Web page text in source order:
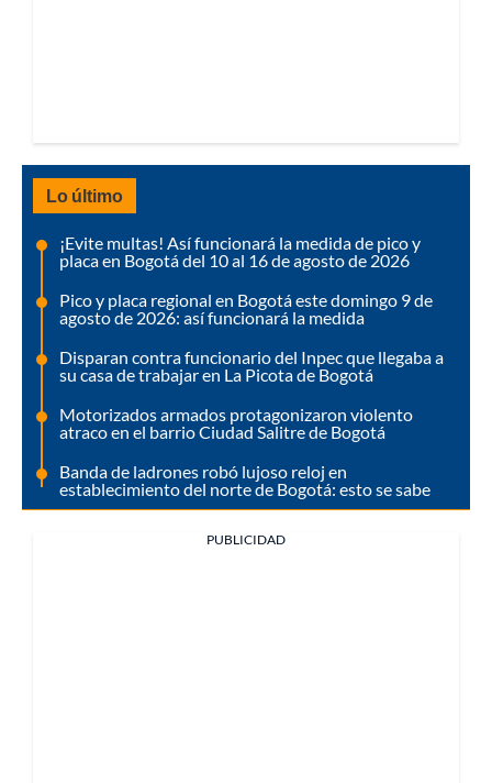
Lo último
¡Evite multas! Así funcionará la medida de pico y
placa en Bogotá del 10 al 16 de agosto de 2026
Pico y placa regional en Bogotá este domingo 9 de
agosto de 2026: así funcionará la medida
Disparan contra funcionario del Inpec que llegaba a
su casa de trabajar en La Picota de Bogotá
Motorizados armados protagonizaron violento
atraco en el barrio Ciudad Salitre de Bogotá
Banda de ladrones robó lujoso reloj en
establecimiento del norte de Bogotá: esto se sabe
PUBLICIDAD